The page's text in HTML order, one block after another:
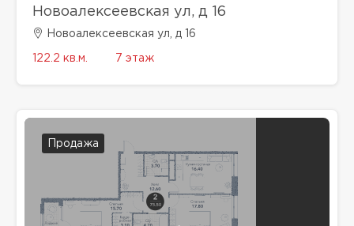
Новоалексеевская ул, д 16
Новоалексеевская ул, д 16
122.2 кв.м. 7 этаж
Продажа